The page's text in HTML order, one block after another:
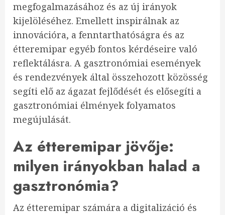
megfogalmazásához és az új irányok
kijelöléséhez. Emellett inspirálnak az
innovációra, a fenntarthatóságra és az
étteremipar egyéb fontos kérdéseire való
reflektálásra. A gasztronómiai események
és rendezvények által összehozott közösség
segíti elő az ágazat fejlődését és elősegíti a
gasztronómiai élmények folyamatos
megújulását.
Az étteremipar jövője:
milyen irányokban halad a
gasztronómia?
Az étteremipar számára a digitalizáció és